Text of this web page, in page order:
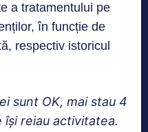
a tratamentului pe
în funcție de
respectiv istoricul
sunt OK, mai stau 4
își reiau activitatea.